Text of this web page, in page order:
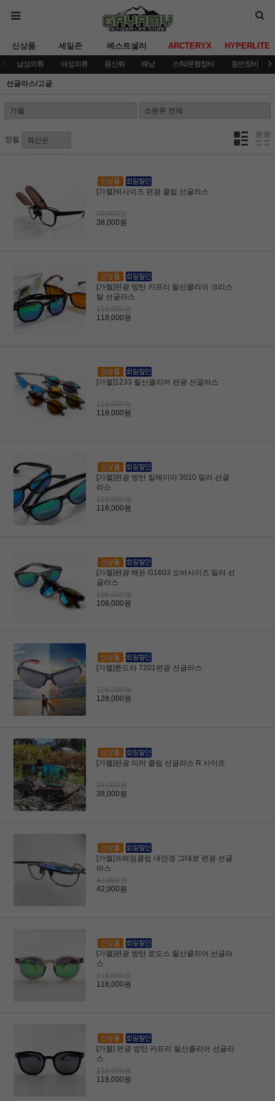
신상품 세일존 베스트셀러 ARCTERYX HYPERLITE
남성의류 여성의류 등산화 배낭 스틱/운행장비 등반장비
선글라스/고글
정렬
[가젤]빅사이즈 편광 클립 선글라스
38,000원
38,000원
[가젤]편광 방탄 카프리 릴산클리어 크리스
탈 선글라스
118,000원
118,000원
[가젤]1233 릴산클리어 편광 선글라스
118,000원
118,000원
[가젤]편광 방탄 킬레이아 3010 밀러 선글
라스
118,000원
118,000원
[가젤]편광 해든 G1603 오버사이즈 밀러 선
글라스
108,000원
108,000원
[가젤]툰드라 7201편광 선글라스
128,000원
128,000원
[가젤]편광 미러 클립 선글라스 R 사이즈
38,000원
38,000원
[가젤]프레임클립 내안경 그대로 편광 선글
라스
42,000원
42,000원
[가젤]편광 방탄 로도스 릴산클리어 선글라
스
118,000원
118,000원
[가젤] 편광 방탄 카프리 릴산클리어 선글라
스
118,000원
118,000원